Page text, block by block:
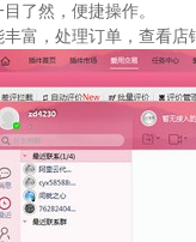
了然，便捷操作。
富，处理订单，查看店